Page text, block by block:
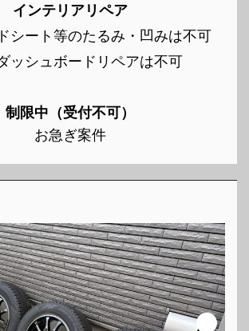
インテリアリペア
シート等のたるみ・凹みは不可
ッシュボードリペアは不可
制限中（受付不可）
お急ぎ案件